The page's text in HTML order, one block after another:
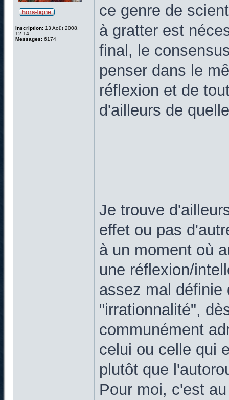
Inscription: 13 Août 2008,
12:14
Messages: 6174
ce genre de
à gratter est
final, le
penser dans le
réflexion et de
d'ailleurs de
Je trouve
effet ou pas
à un moment où
une réflexion/
assez mal définie
"irrationnalité",
communément
celui ou celle qui
plutôt que
Pour moi, c'est